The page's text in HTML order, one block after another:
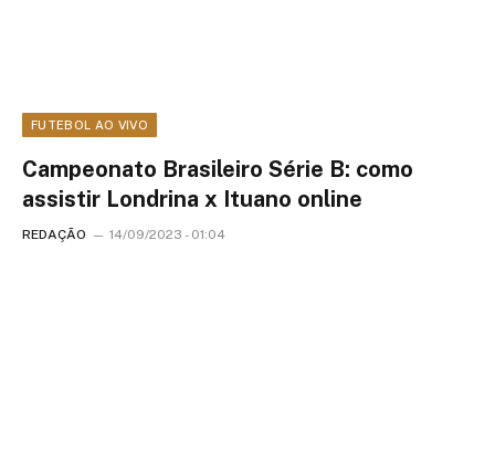
FUTEBOL AO VIVO
Campeonato Brasileiro Série B: como
assistir Londrina x Ituano online
REDAÇÃO 14/09/2023 - 01:04